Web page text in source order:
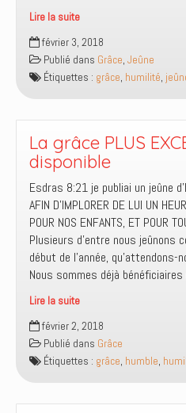
Lire la suite
Comment
accéder
à
la
plus
excellente
?
février 3, 2018
Publié dans Grâce, Jeûne
Étiquettes : grâce, humilité,
La grâce PLUS
disponible
Esdras 8:21 je publiai un jeûne
AFIN D’IMPLORER DE LUI UN
POUR NOS ENFANTS, ET POUR
Plusieurs d’entre nous jeûnons
début de l’année, qu’attendons-
Nous sommes déjà
Lire la suite
La
grâce
PLUS
EXCELLENTE
disponible
février 2, 2018
Publié dans Grâce
Étiquettes : grâce, humble,